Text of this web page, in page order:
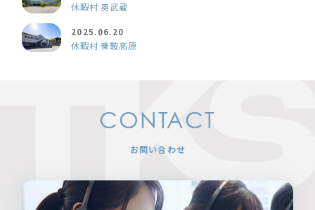
休暇村 奥武蔵
2025.06.20
休暇村 乗鞍高原
CONTACT
お問い合わせ